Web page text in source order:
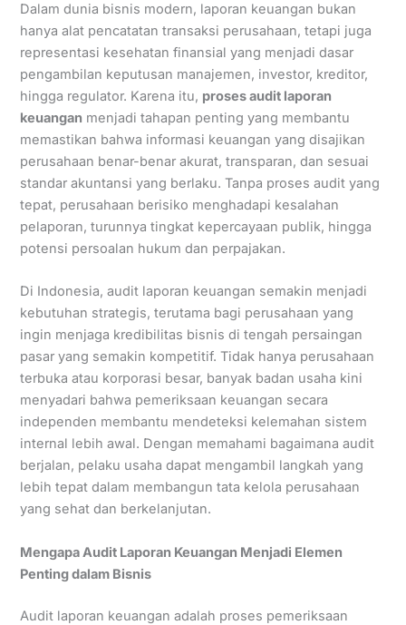
Dalam dunia bisnis modern, laporan keuangan bukan
hanya alat pencatatan transaksi perusahaan, tetapi juga
representasi kesehatan finansial yang menjadi dasar
pengambilan keputusan manajemen, investor, kreditor,
hingga regulator. Karena itu, proses audit laporan
keuangan menjadi tahapan penting yang membantu
memastikan bahwa informasi keuangan yang disajikan
perusahaan benar-benar akurat, transparan, dan sesuai
standar akuntansi yang berlaku. Tanpa proses audit yang
tepat, perusahaan berisiko menghadapi kesalahan
pelaporan, turunnya tingkat kepercayaan publik, hingga
potensi persoalan hukum dan perpajakan.
Di Indonesia, audit laporan keuangan semakin menjadi
kebutuhan strategis, terutama bagi perusahaan yang
ingin menjaga kredibilitas bisnis di tengah persaingan
pasar yang semakin kompetitif. Tidak hanya perusahaan
terbuka atau korporasi besar, banyak badan usaha kini
menyadari bahwa pemeriksaan keuangan secara
independen membantu mendeteksi kelemahan sistem
internal lebih awal. Dengan memahami bagaimana audit
berjalan, pelaku usaha dapat mengambil langkah yang
lebih tepat dalam membangun tata kelola perusahaan
yang sehat dan berkelanjutan.
Mengapa Audit Laporan Keuangan Menjadi Elemen
Penting dalam Bisnis
Audit laporan keuangan adalah proses pemeriksaan